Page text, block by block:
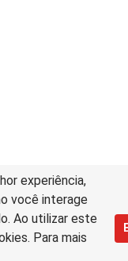
experiência,
você interage
Ao utilizar este
Para mais